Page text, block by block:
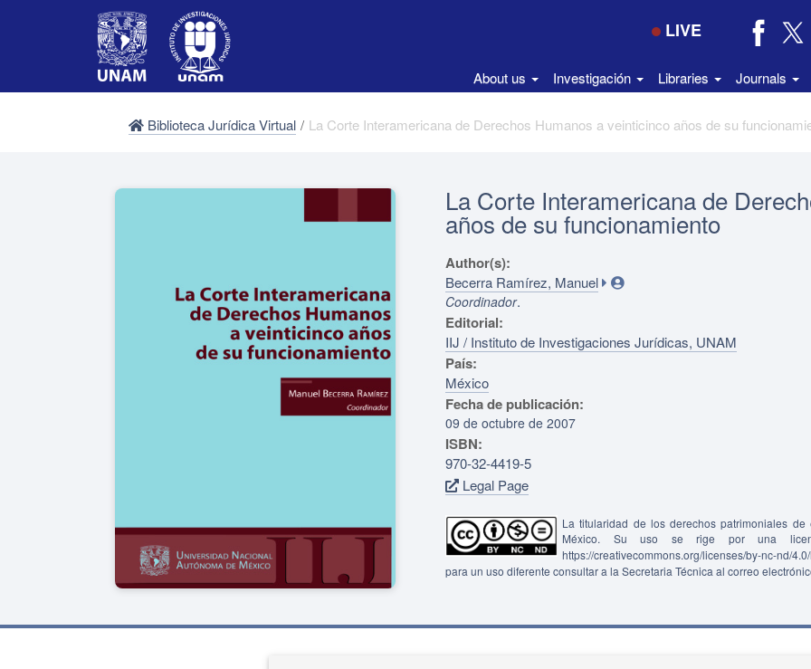
LIVE
About us Investigación Libraries Journals
Biblioteca Jurídica Virtual / La Corte Interamericana de Derechos Humanos a veinticinco años de su
La Corte Interamericana de
años de su funcionamiento
Author(s):
Becerra Ramírez, Manuel
Coordinador.
Editorial:
IIJ / Instituto de Investigaciones Jurídicas, UNAM
País:
México
Fecha de publicación:
09 de octubre de 2007
ISBN:
970-32-4419-5
Legal Page
La titularidad de los derechos patrimoniales
México. Su uso se rige por una
https://creativecommons.org/licenses/by-nc-nd/
para un uso diferente consultar a la Secretaria Técnica al correo